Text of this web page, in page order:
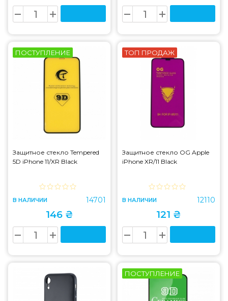
ПОСТУПЛЕНИЕ
Защитное стекло Tempered
5D iPhone 11/XR Black
В НАЛИЧИИ 14701
146 ₴
ТОП ПРОДАЖ
Защитное стекло OG Apple
iPhone XR/11 Black
В НАЛИЧИИ 12110
121 ₴
ПОСТУПЛЕНИЕ